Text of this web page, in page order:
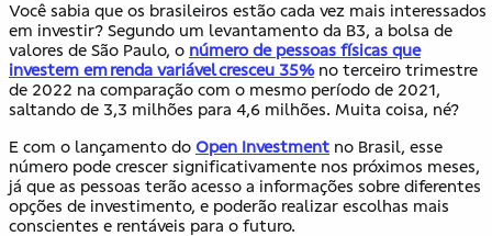
Você sabia que os brasileiros estão cada vez mais interessados
em investir? Segundo um levantamento da B3, a bolsa de
valores de São Paulo, o número de pessoas físicas que
investem em renda variável cresceu 35%no terceiro trimestre
de 2022 na comparação com o mesmo período de 2021,
saltando de 3,3 milhões para 4,6 milhões. Muita coisa, né?
E com o lançamento do Open Investment no Brasil, esse
número pode crescer significativamente nos próximos meses,
já que as pessoas terão acesso a informações sobre diferentes
opções de investimento, e poderão realizar escolhas mais
conscientes e rentáveis para o futuro.